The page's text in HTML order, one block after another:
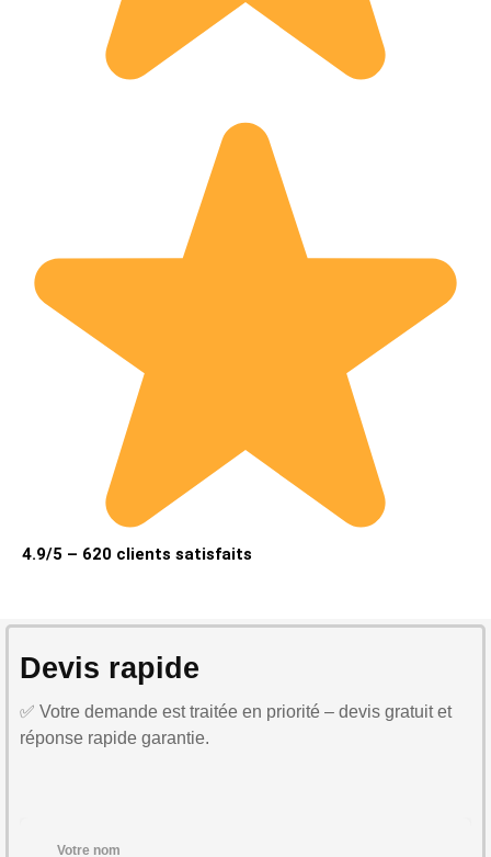
4.9/5 – 620 clients satisfaits
Devis rapide
✅ Votre demande est traitée en priorité – devis gratuit et
réponse rapide garantie.
Votre nom